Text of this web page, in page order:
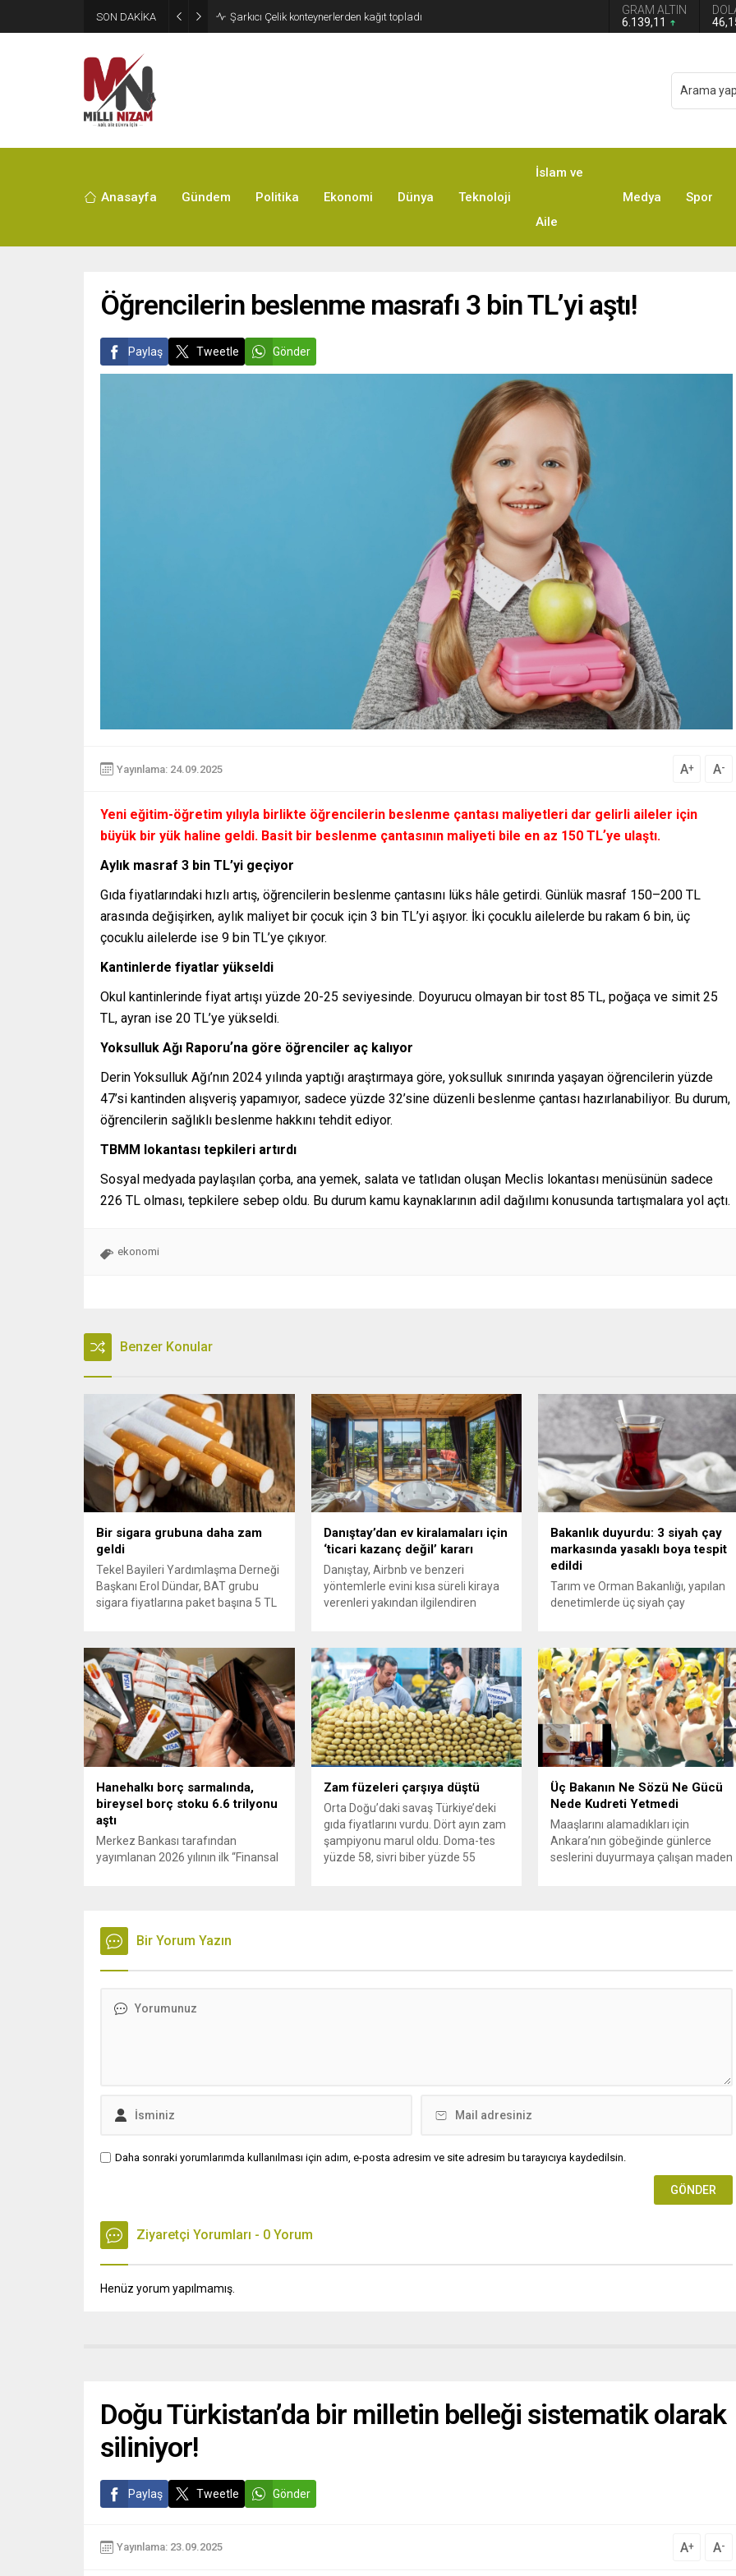
SON DAKİKA İran 2 ülkeyi birden vurdu
GRAM ALTIN
6.139,11
Anasayfa Gündem Politika Ekonomi Dünya Teknoloji
İslam ve
Aile
Medya Spor
Öğrencilerin beslenme masrafı 3 bin TLʼyi aştı!
Paylaş Tweetle Gönder
Yayınlama: 24.09.2025 A+ A-
Yeni eğitim-öğretim yılıyla birlikte öğrencilerin beslenme çantası maliyetleri dar gelirli aileler için
büyük bir yük haline geldi. Basit bir beslenme çantasının maliyeti bile en az 150 TLʼye ulaştı.
Aylık masraf 3 bin TL’yi geçiyor
Gıda fiyatlarındaki hızlı artış, öğrencilerin beslenme çantasını lüks hâle getirdi. Günlük masraf 150–200 TL
arasında değişirken, aylık maliyet bir çocuk için 3 bin TL’yi aşıyor. İki çocuklu ailelerde bu rakam 6 bin, üç
çocuklu ailelerde ise 9 bin TL’ye çıkıyor.
Kantinlerde fiyatlar yükseldi
Okul kantinlerinde fiyat artışı yüzde 20-25 seviyesinde. Doyurucu olmayan bir tost 85 TL, poğaça ve simit 25
TL, ayran ise 20 TL’ye yükseldi.
Yoksulluk Ağı Raporuʼna göre öğrenciler aç kalıyor
Derin Yoksulluk Ağı’nın 2024 yılında yaptığı araştırmaya göre, yoksulluk sınırında yaşayan öğrencilerin yüzde
47’si kantinden alışveriş yapamıyor, sadece yüzde 32’sine düzenli beslenme çantası hazırlanabiliyor. Bu durum,
öğrencilerin sağlıklı beslenme hakkını tehdit ediyor.
TBMM lokantası tepkileri artırdı
Sosyal medyada paylaşılan çorba, ana yemek, salata ve tatlıdan oluşan Meclis lokantası menüsünün sadece
226 TL olması, tepkilere sebep oldu. Bu durum kamu kaynaklarının adil dağılımı konusunda tartışmalara yol açtı.
ekonomi
Benzer Konular
Bir sigara grubuna daha zam
geldi
Tekel Bayileri Yardımlaşma Derneği
Başkanı Erol Dündar, BAT grubu
sigara fiyatlarına paket başına 5 TL
yürürlüğe girdiğini açıkladı. Sektörün
önde gelen üreticilerinden JTI
grubunun gerçekleştirdiği fiyat
ayarlamasının hemen ardından,
British American Tobacco (BAT) da
zam kararı aldı. Tekel Bayileri
Yardımlaşma...
Danıştay’dan ev kiralamaları için
‘ticari kazanç değil’ kararı
Danıştay, Airbnb ve benzeri
yöntemlerle evini kısa süreli kiraya
verenleri yakından ilgilendiren
yapılan günlük, haftalık veya aylık
kiralamaların “ticari kazanç” değil,
“kira geliri” sayılması gerektiğine
hükmederek, Maliye’nin binlerce
kişiye geriye dönük ceza kesmesine
dayanak olan genel yazısının
yürütmesini durdurdu. Ev...
Bakanlık duyurdu: 3 siyah çay
markasında yasaklı boya tespit
edildi
Tarım ve Orman Bakanlığı, yapılan
denetimlerde üç siyah çay
açıkladı. Söz konusu ürünler “Sağlığı
Tehlikeye Düşürecek Gıdalar”
listesine alınırken, tüketicilere
güncel denetim sonuçlarını takip
etme uyarısı yapıldı Tarım ve Orman
Bakanlığı, gıda denetimleri
kapsamında yürütülen
incelemelerde üç farklı siyah çay
ürününde gıdada...
Hanehalkı borç sarmalında,
bireysel borç stoku 6.6 trilyonu
aştı
Merkez Bankası tarafından
yayımlanan 2026 yılının ilk “Finansal
hanehalkının toplam finansal
yükümlülükleri yıllık bazda yüzde
50,3 artarak 6,6 trilyonu aşarken,
trendini sürdürdü. Borçlanmadaki
Zam füzeleri çarşıya düştü
Orta Doğu’daki savaş Türkiye’deki
gıda fiyatlarını vurdu. Dört ayın zam
şampiyonu marul oldu. Doma-tes
yüzde 58, sivri biber yüzde 55
Türkiye’de zaten yüksek seyreden...
Üç Bakanın Ne Sözü Ne Gücü
Nede Kudreti Yetmedi
Maaşlarını alamadıkları için
Ankara’nın göbeğinde günlerce
seslerini duyurmaya çalışan maden
almak için yeniden eylem yapma
Bir Yorum Yazın
Daha sonraki yorumlarımda kullanılması için adım, e-posta adresim ve site adresim bu tarayıcıya kaydedilsin.
Ziyaretçi Yorumları - 0 Yorum
Henüz yorum yapılmamış.
Doğu Türkistan’da bir milletin belleği sistematik olarak
siliniyor!
Paylaş Tweetle Gönder
Yayınlama: 23.09.2025 A+ A-